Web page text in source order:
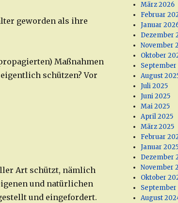
geworden als ihre
Maßnahmen
schützen? Vor
Art schützt, nämlich
und natürlichen
und eingefordert.
März 2026
Februar
Januar
Dezember
November
Oktober
September
August
Juli 2025
Juni 2025
Mai 2025
April 2025
März 2025
Februar
Januar
Dezember
November
Oktober
August